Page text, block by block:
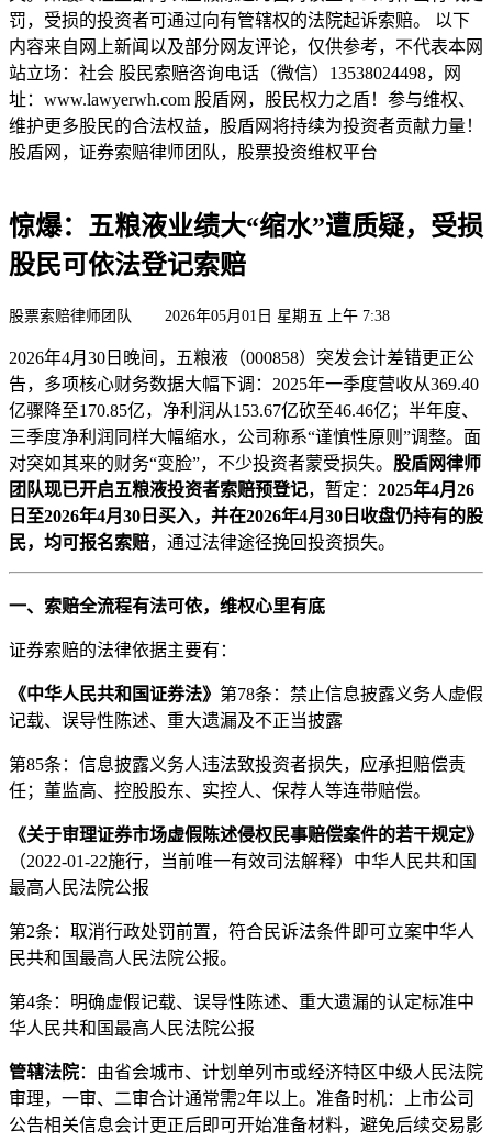
罚，受损的投资者可通过向有管辖权的法院起诉索赔。 以下
内容来自网上新闻以及部分网友评论，仅供参考，不代表本网
站立场：社会 股民索赔咨询电话（微信）13538024498，网
址：www.lawyerwh.com 股盾网，股民权力之盾！参与维权、
维护更多股民的合法权益，股盾网将持续为投资者贡献力量！
股盾网，证券索赔律师团队，股票投资维权平台
惊爆：五粮液业绩大“缩水”遭质疑，受损
股民可依法登记索赔
股票索赔律师团队 2026年05月01日 星期五 上午 7:38
2026年4月30日晚间，五粮液（000858）突发会计差错更正公
告，多项核心财务数据大幅下调：2025年一季度营收从369.40
亿骤降至170.85亿，净利润从153.67亿砍至46.46亿；半年度、
三季度净利润同样大幅缩水，公司称系“谨慎性原则”调整。面
对突如其来的财务“变脸”，不少投资者蒙受损失。 股盾网律师
团队现已开启五粮液投资者索赔预登记，暂定： 2025年4月 26
日至2026年4月 30 日买入，并在2026年4月 30 日收盘仍持有的股
民，均可报名索赔，通过法律途径挽回投资损失。
一、索赔全流程有法可依，维权心里有底
证券索赔的法律依据主要有：
《中华人民共和国证券法》 第78条：禁止信息披露义务人虚假
记载、误导性陈述、重大遗漏及不正当披露
第85条：信息披露义务人违法致投资者损失，应承担赔偿责
任；董监高、控股股东、实控人、保荐人等连带赔偿。
《关于审理证券市场虚假陈述侵权民事赔偿案件的若干规定》
（2022-01-22施行，当前唯一有效司法解释）中华人民共和国
最高人民法院公报
第2条：取消行政处罚前置，符合民诉法条件即可立案中华人
民共和国最高人民法院公报。
第4条：明确虚假记载、误导性陈述、重大遗漏的认定标准中
华人民共和国最高人民法院公报
管辖法院：由省会城市、计划单列市或经济特区中级人民法院
审理，一审、二审合计通常需2年以上。准备时机：上市公司
公告相关信息会计更正后即可开始准备材料，避免后续交易影